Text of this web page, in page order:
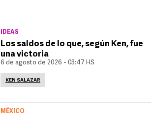
IDEAS
Los saldos de lo que, según Ken, fue
una victoria
6 de agosto de 2026 - 03:47 HS
KEN SALAZAR
MÉXICO